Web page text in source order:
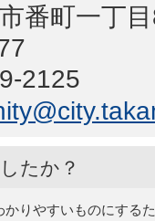
番町一丁
2125
たか？
りやすいものにする